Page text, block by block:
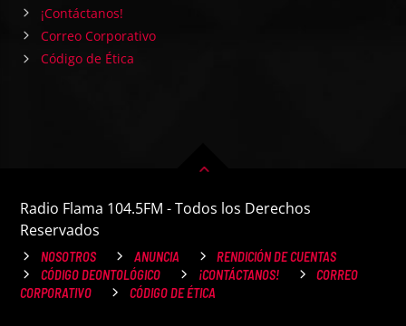
¡Contáctanos!
Correo Corporativo
Código de Ética
Radio Flama 104.5FM - Todos los Derechos
Reservados
NOSOTROS ANUNCIA
RENDICIÓN DE CUENTAS
CÓDIGO DEONTOLÓGICO
¡CONTÁCTANOS!
CORREO
CORPORATIVO
CÓDIGO DE ÉTICA